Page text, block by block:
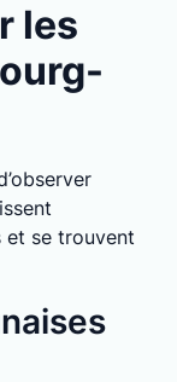
les
et se trouvent